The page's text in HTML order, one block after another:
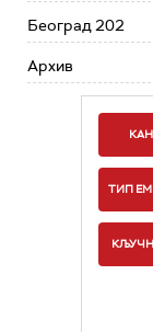
Београд 202
Архив
ТИП